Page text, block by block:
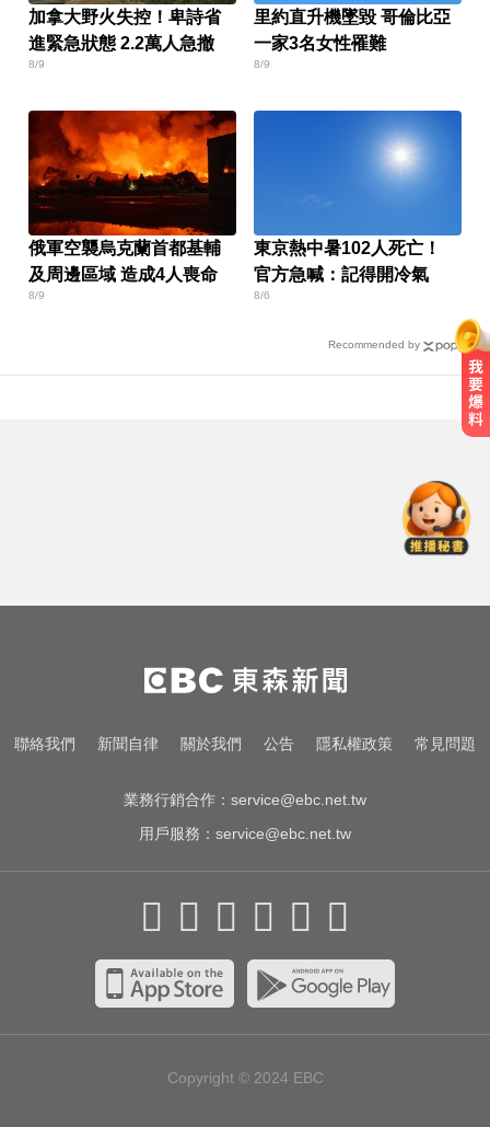
加拿大野火失控！卑詩省
進緊急狀態 2.2萬人急撤
8/9
里約直升機墜毀 哥倫比亞
一家3名女性罹難
8/9
俄軍空襲烏克蘭首都基輔
及周邊區域 造成4人喪命
8/9
東京熱中暑102人死亡！
官方急喊：記得開冷氣
8/6
Recommended by
五峰「8校停課」
她砸錢演女主「60場吻戲狂伸舌」
男星硬撐拍完...慘下架
南韓影帝涉毒案後近況曝！劉亞仁
聯絡我們 新聞自律 關於我們 公告 隱私權政策 常見問題
業務行銷合作： service@ebc.net.tw
用戶服務： service@ebc.net.tw
Copyright © 2024 EBC